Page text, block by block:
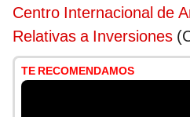
Centro Internacional de
Relativas a Inversiones
TE RECOMENDAMOS